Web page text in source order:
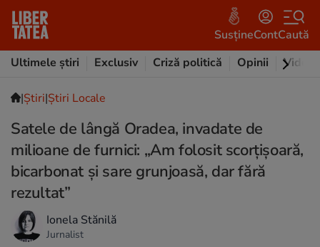
SusțineContCaută
Ultimele știri
Exclusiv Criză politică Opinii Video
|Ştiri|Știri Locale
Satele de lângă Oradea, invadate de
milioane de furnici: „Am folosit scorţişoară,
bicarbonat și sare grunjoasă, dar fără
rezultat”
Ionela Stănilă
Jurnalist